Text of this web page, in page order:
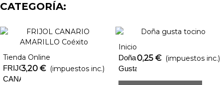
CATEGORÍA:
Tienda Online
FRIJOL
CANARIO
3,20 € (impuestos inc.)
Inicio
Doña
Gusta
Tocino
0,25 € (impuestos inc.)